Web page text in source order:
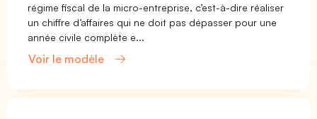
régime fiscal de la micro-entreprise, c’est-à-dire réaliser
un chiffre d’affaires qui ne doit pas dépasser pour une
année civile complète e...
Voir le modèle